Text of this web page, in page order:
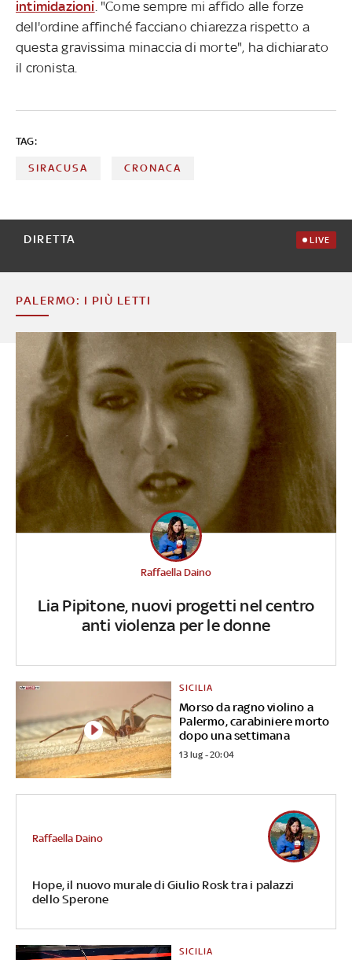
intimidazioni . "Come sempre mi affido alle forze
dell'ordine affinché facciano chiarezza rispetto a
questa gravissima minaccia di morte", ha dichiarato
il cronista.
TAG:
SIRACUSA CRONACA
DIRETTA LIVE
PALERMO: I PIÙ LETTI
Lia Pipitone, nuovi progetti nel centro
anti violenza per le donne
Raffaella Daino
Morso da ragno violino a
Palermo, carabiniere morto
dopo una settimana
SICILIA
13 lug - 20:04
Hope, il nuovo murale di Giulio Rosk tra i palazzi
dello Sperone
Raffaella Daino
SICILIA